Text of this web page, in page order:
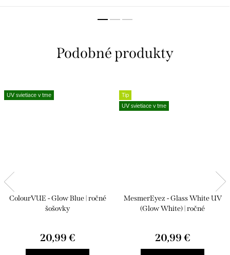
UV svietiace v tme
ColourVUE - Glow Blue | ročné
šošovky
20,99 €
Tip
UV svietiace v tme
MesmerEyez - Glass White UV
(Glow White) | ročné
20,99 €